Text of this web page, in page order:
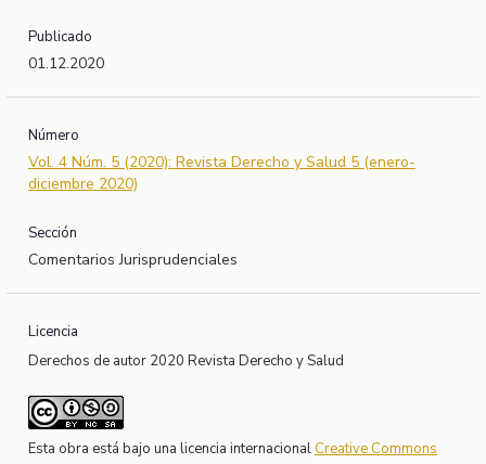
Publicado
01.12.2020
Número
Vol. 4 Núm. 5 (2020): Revista Derecho y Salud 5 (enero-
diciembre 2020)
Sección
Comentarios Jurisprudenciales
Licencia
Derechos de autor 2020 Revista Derecho y Salud
Esta obra está bajo una licencia internacional Creative Commons